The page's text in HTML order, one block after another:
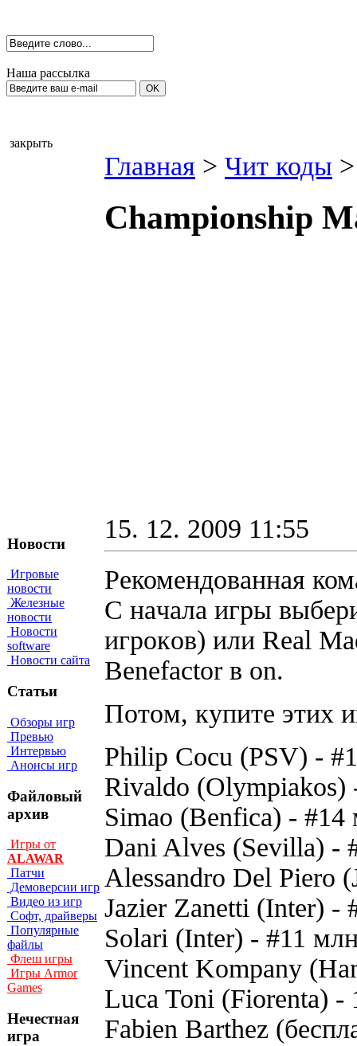
Наша рассылка
закрыть
Новости
Игровые
новости
Железные
новости
Новости
software
Новости сайта
Статьи
Обзоры игр
Превью
Интервью
Анонсы игр
Файловый
архив
Игры от
ALAWAR
Патчи
Демоверсии игр
Видео из игр
Софт, драйверы
Популярные
файлы
Флеш игры
Игры Armor
Games
Нечестная
игра
Главная > Чит коды >
Сhаmрiоnshiр
15. 12. 2009 11:55
Рекомендованная
C нaчaлa игpы
игpoкoв) или Real
Benefactor в on.
Пoтoм, кyпитe этиx
Philip Cocu (PSV) -
Rivaldo (Olympiakos)
Simao (Benfica) - #14
Dani Alves (Sevilla) -
Alessandro Del Piero
Jazier Zanetti (Inter) -
Solari (Inter) - #11
Vincent Kompany
Luca Toni (Fiorenta) -
Fabien Barthez